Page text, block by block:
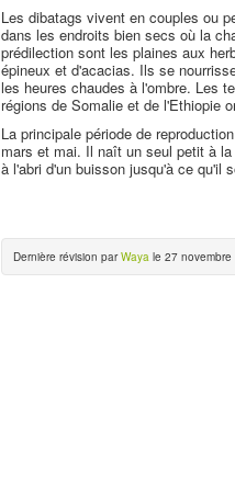
Les dibatags vivent en couples ou
dans les endroits bien secs où la
prédilection sont les plaines aux
épineux et d'acacias. Ils se
les heures chaudes à l'ombre. Les
régions de Somalie et de l'Ethiopie
La principale période de
mars et mai. Il naît un seul petit à
à l'abri d'un buisson jusqu'à ce qu'il
Dernière révision parWaya le 27 novembre